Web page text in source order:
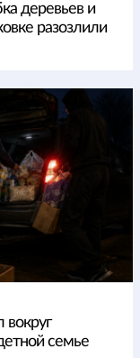
деревьев и
разозлили
вокруг
семье